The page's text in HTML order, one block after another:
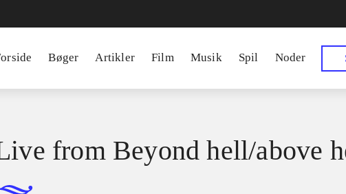
Bøger Artikler Film Musik Spil Noder
from Beyond hell/above